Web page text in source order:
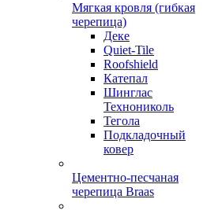
Мягкая кровля (гибкая
черепица)
Деке
Quiet-Tile
Roofshield
Катепал
Шинглас
Технониколь
Тегола
Подкладочный
ковер
Цементно-песчаная
черепица Braas